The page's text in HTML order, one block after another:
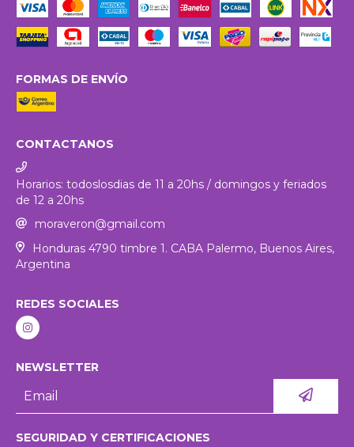
FORMAS DE ENVÍO
CONTACTANOS
Horarios: todoslosdias de 11 a 20hs / domingos y feriados
de 12 a 20hs
moraveron@gmail.com
Honduras 4790 timbre 1. CABA Palermo, Buenos Aires,
Argentina
REDES SOCIALES
NEWSLETTER
SEGURIDAD Y CERTIFICACIONES